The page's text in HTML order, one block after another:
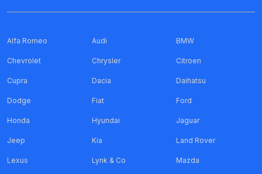
Alfa Romeo Audi BMW
Chevrolet Chrysler Citroen
Cupra Dacia Daihatsu
Dodge Fiat Ford
Honda Hyundai Jaguar
Jeep Kia Land Rover
Lexus Lynk & Co Mazda